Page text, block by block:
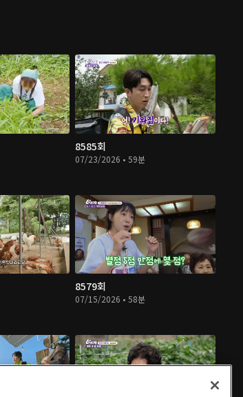
8585회
07/23/2026 • 59분
8579회
07/15/2026 • 58분